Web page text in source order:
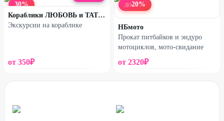
30%
Кораблики ЛЮБОВЬ и ТАТЬЯНА
Экскурсии на кораблике
от 350₽
ДО20%
НБмото
Прокат питбайков и эндуро
мотоциклов, мото-свидание
от 2320₽